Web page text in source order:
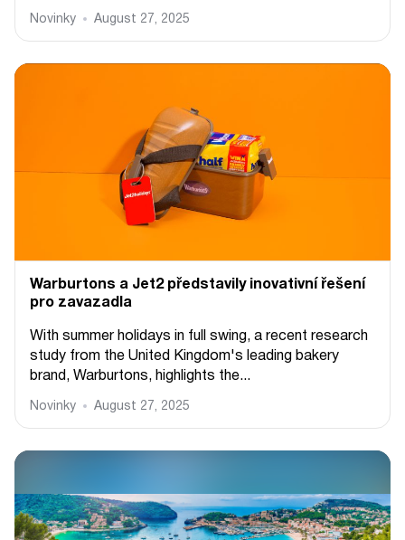
Novinky August 27, 2025
Warburtons a Jet2 představily inovativní řešení
pro zavazadla
With summer holidays in full swing, a recent research
study from the United Kingdom's leading bakery
brand, Warburtons, highlights the...
Novinky August 27, 2025